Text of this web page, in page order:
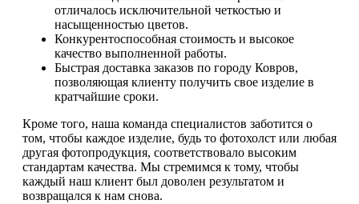
отличалось исключительной четкостью и
насыщенностью цветов.
Конкурентоспособная стоимость и высокое
качество выполненной работы.
Быстрая доставка заказов по городу Ковров,
позволяющая клиенту получить свое изделие в
кратчайшие сроки.
Кроме того, наша команда специалистов заботится о
том, чтобы каждое изделие, будь то фотохолст или любая
другая фотопродукция, соответствовало высоким
стандартам качества. Мы стремимся к тому, чтобы
каждый наш клиент был доволен результатом и
возвращался к нам снова.